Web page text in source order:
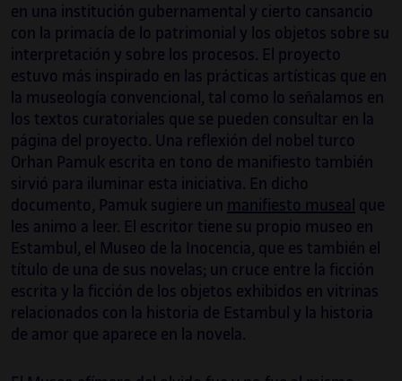
en una institución gubernamental y cierto cansancio
con la primacía de lo patrimonial y los objetos sobre su
interpretación y sobre los procesos. El proyecto
estuvo más inspirado en las prácticas artísticas que en
la museología convencional, tal como lo señalamos en
los textos curatoriales que se pueden consultar en la
página del proyecto. Una reflexión del nobel turco
Orhan Pamuk escrita en tono de manifiesto también
sirvió para iluminar esta iniciativa. En dicho
documento, Pamuk sugiere un manifiesto museal que
les animo a leer. El escritor tiene su propio museo en
Estambul, el Museo de la Inocencia, que es también el
título de una de sus novelas; un cruce entre la ficción
escrita y la ficción de los objetos exhibidos en vitrinas
relacionados con la historia de Estambul y la historia
de amor que aparece en la novela.